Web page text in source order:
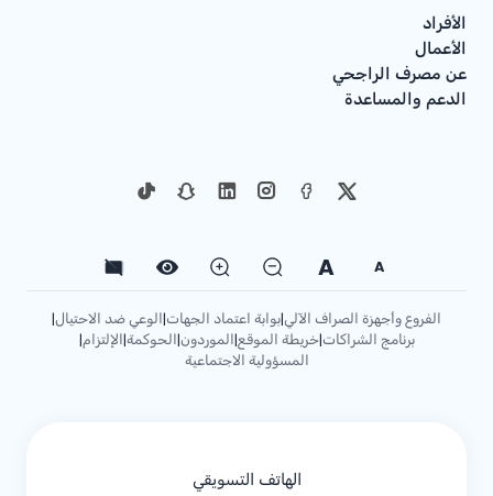
الأفراد
الأعمال
عن مصرف الراجحي
الدعم والمساعدة
A
A
الفروع وأجهزة الصراف الآلي|بوابة اعتماد الجهات|الوعي ضد الاحتيال|
برنامج الشراكات|خريطة الموقع|الموردون|الحوكمة|الإلتزام|
المسؤولية الاجتماعية
الهاتف التسويقي